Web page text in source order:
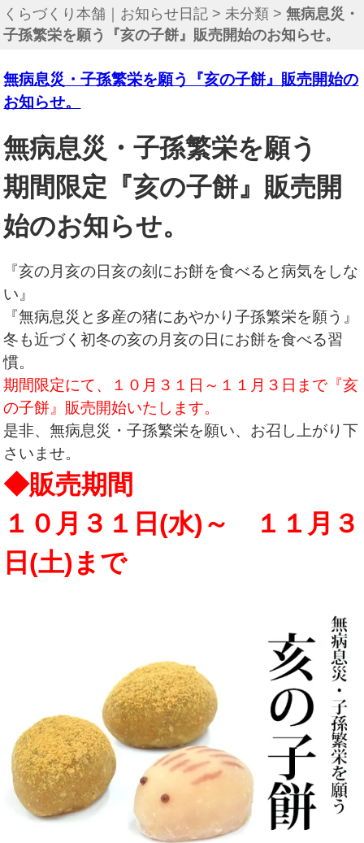
くらづくり本舗｜お知らせ日記 >未分類 >無病息災・
子孫繁栄を願う『亥の子餅』販売開始のお知らせ。
無病息災・子孫繁栄を願う『亥の子餅』販売開始の
お知らせ。
無病息災・子孫繁栄を願う
期間限定『亥の子餅』販売開
始のお知らせ。
『亥の月亥の日亥の刻にお餅を食べると病気をしな
い』
『無病息災と多産の猪にあやかり子孫繁栄を願う』
冬も近づく初冬の亥の月亥の日にお餅を食べる習
慣。
期間限定にて、１０月３１日～１１月３日まで『亥
の子餅』販売開始いたします。
是非、無病息災・子孫繁栄を願い、お召し上がり下
さいませ。
◆販売期間
１０月３１日(水)～ １１月３
日(土)まで